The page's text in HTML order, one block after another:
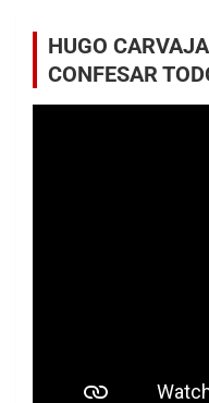
HUGO
CONFESAR